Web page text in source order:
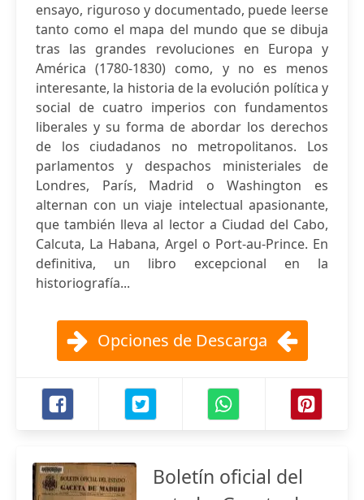
ensayo, riguroso y documentado, puede leerse
tanto como el mapa del mundo que se dibuja
tras las grandes revoluciones en Europa y
América (1780-1830) como, y no es menos
interesante, la historia de la evolución política y
social de cuatro imperios con fundamentos
liberales y su forma de abordar los derechos
de los ciudadanos no metropolitanos. Los
parlamentos y despachos ministeriales de
Londres, París, Madrid o Washington es
alternan con un viaje intelectual apasionante,
que también lleva al lector a Ciudad del Cabo,
Calcuta, La Habana, Argel o Port-au-Prince. En
definitiva, un libro excepcional en la
historiografía...
Opciones de Descarga
Boletín oficial del